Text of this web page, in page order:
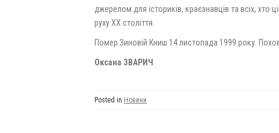
джерелом для істориків, краєзнавців та всіх, хто
руху ХХ століття.
Помер Зиновій Книш 14 листопада 1999 року.
Оксана ЗВАРИЧ
Posted in Новини